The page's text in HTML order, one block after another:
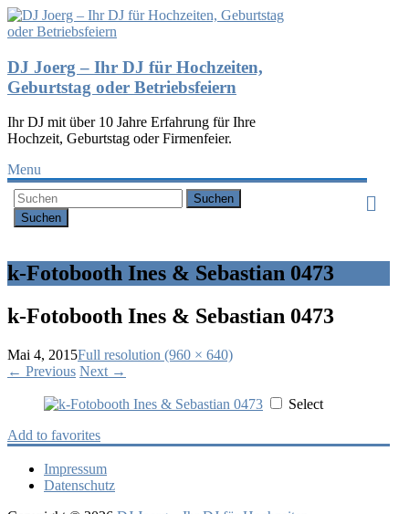
DJ Joerg – Ihr DJ für Hochzeiten,
Geburtstag oder Betriebsfeiern
Ihr DJ mit über 10 Jahre Erfahrung für Ihre
Hochzeit, Geburtstag oder Firmenfeier.
Menu
Suchen
k-Fotobooth Ines & Sebastian 0473
k-Fotobooth Ines & Sebastian 0473
Mai 4, 2015Full resolution (960 × 640)
← Previous Next →
Select
Add to favorites
Impressum
Datenschutz